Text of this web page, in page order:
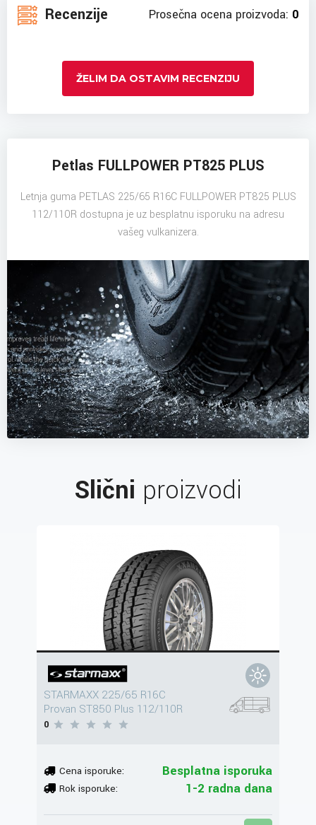
Recenzije Prosečna ocena proizvoda: 0
ŽELIM DA OSTAVIM RECENZIJU
Petlas FULLPOWER PT825 PLUS
Letnja guma PETLAS 225/65 R16C FULLPOWER PT825 PLUS
112/110R dostupna je uz besplatnu isporuku na adresu
vašeg vulkanizera.
Slični proizvodi
STARMAXX 225/65 R16C
Provan ST850 Plus 112/110R
0
Cena isporuke: Besplatna isporuka
Rok isporuke: 1-2 radna dana